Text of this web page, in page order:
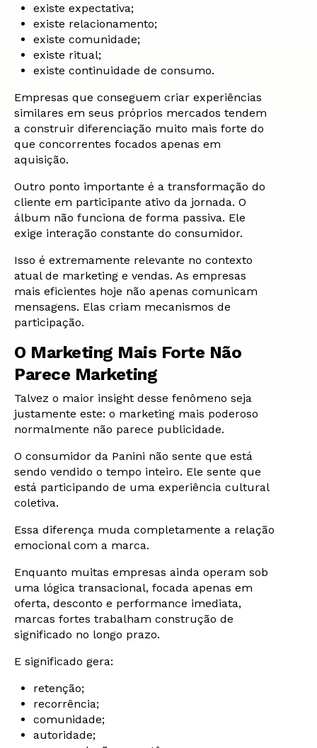
existe expectativa;
existe relacionamento;
existe comunidade;
existe ritual;
existe continuidade de consumo.
Empresas que conseguem criar experiências
similares em seus próprios mercados tendem
a construir diferenciação muito mais forte do
que concorrentes focados apenas em
aquisição.
Outro ponto importante é a transformação do
cliente em participante ativo da jornada. O
álbum não funciona de forma passiva. Ele
exige interação constante do consumidor.
Isso é extremamente relevante no contexto
atual de marketing e vendas. As empresas
mais eficientes hoje não apenas comunicam
mensagens. Elas criam mecanismos de
participação.
O Marketing Mais Forte Não
Parece Marketing
Talvez o maior insight desse fenômeno seja
justamente este: o marketing mais poderoso
normalmente não parece publicidade.
O consumidor da Panini não sente que está
sendo vendido o tempo inteiro. Ele sente que
está participando de uma experiência cultural
coletiva.
Essa diferença muda completamente a relação
emocional com a marca.
Enquanto muitas empresas ainda operam sob
uma lógica transacional, focada apenas em
oferta, desconto e performance imediata,
marcas fortes trabalham construção de
significado no longo prazo.
E significado gera:
retenção;
recorrência;
comunidade;
autoridade;